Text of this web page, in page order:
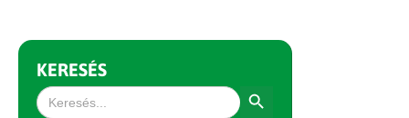
KERESÉS
Search
for: